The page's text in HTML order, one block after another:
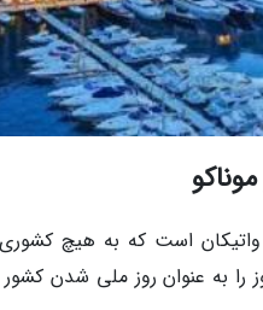
روز 27 ژوئیه این روز را به عنوان